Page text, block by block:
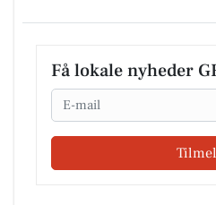
Få lokale nyheder
Email